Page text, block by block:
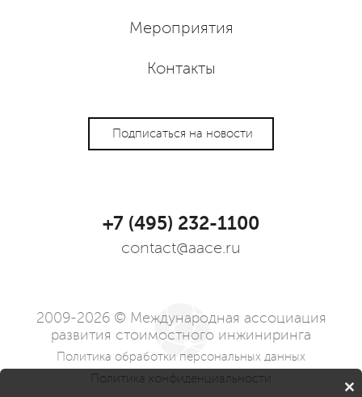
Мероприятия
Контакты
Подписаться на новости
+7 (495) 232-1100
contact@aace.ru
2009-2026 © Международная ассоциация
развития стоимостного инжиниринга
Политика обработки персональных данных
Политика конфиденциальности